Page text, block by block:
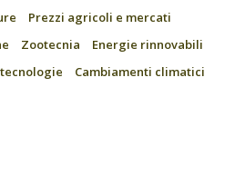
Prezzi agricoli e mercati
Zootecnia
Energie rinnovabili
Cambiamenti climatici